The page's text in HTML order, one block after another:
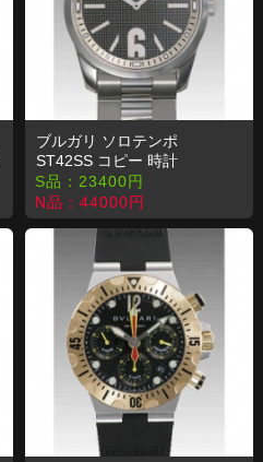
ブルガリ ソロテンポ
ST42SS コピー 時計
S品： 23400円
N品： 44000円